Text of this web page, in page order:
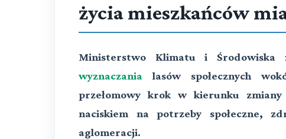
życia mieszkańców
Ministerstwo Klimatu i Środowiska
wyznaczania lasów społecznych
przełomowy krok w kierunku
naciskiem na potrzeby społeczne,
aglomeracji.